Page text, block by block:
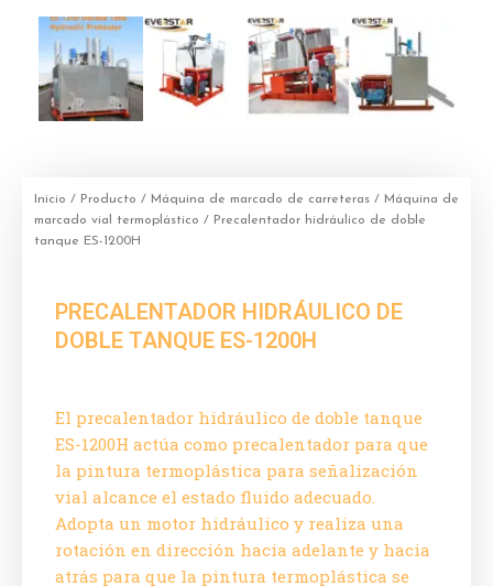
Inicio / Producto / Máquina de marcado de carreteras / Máquina de
marcado vial termoplástico / Precalentador hidráulico de doble
tanque ES-1200H
PRECALENTADOR HIDRÁULICO DE
DOBLE TANQUE ES-1200H
El precalentador hidráulico de doble tanque
ES-1200H actúa como precalentador para que
la pintura termoplástica para señalización
vial alcance el estado fluido adecuado.
Adopta un motor hidráulico y realiza una
rotación en dirección hacia adelante y hacia
atrás para que la pintura termoplástica se